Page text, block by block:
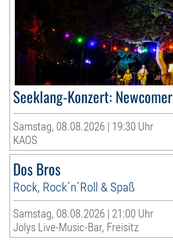
Seeklang-Konzert: Newcomer
Samstag, 08.08.2026 | 19:30 Uhr
KAOS
Dos Bros
Rock, Rock´n´Roll & Spaß
Samstag, 08.08.2026 | 21:00 Uhr
Jolys Live-Music-Bar, Freisitz